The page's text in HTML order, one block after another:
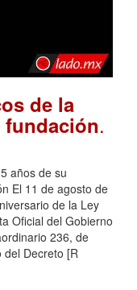
de la
fundación.
años de su
El 11 de agosto de
de la Ley
Oficial del Gobierno
236, de
Decreto [R